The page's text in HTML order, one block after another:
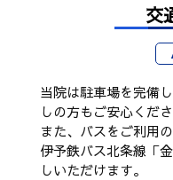
交
当院は駐車場を完備
しの方もご安心くださ
また、バスをご利用
伊予鉄バス北条線「
しいただけます。